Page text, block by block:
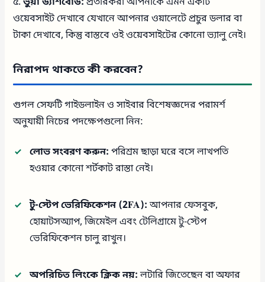
ওয়েবসাইট দেখাবে যেখানে আপনার ওয়ালেটে প্রচুর ডলার বা
টাকা দেখাবে, কিন্তু বাস্তবে ওই ওয়েবসাইটের কোনো ভ্যালু নেই।
নিরাপদ থাকতে কী করবেন?
গুগল সেফটি গাইডলাইন ও সাইবার বিশেষজ্ঞদের পরামর্শ
অনুযায়ী নিচের পদক্ষেপগুলো নিন:
লোভ সংবরণ করুন: পরিশ্রম ছাড়া ঘরে বসে লাখপতি
হওয়ার কোনো শর্টকাট রাস্তা নেই।
টু-স্টেপ ভেরিফিকেশন (2FA):আপনার ফেসবুক,
হোয়াটসঅ্যাপ, জিমেইল এবং টেলিগ্রামে টু-স্টেপ
ভেরিফিকেশন চালু রাখুন।
অপরিচিত লিংকে ক্লিক নয়:লটারি জিতেছেন বা অফার